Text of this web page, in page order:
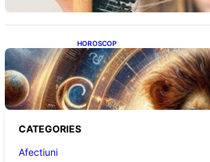
HOROSCOP
Portalul Leului 8/8:
Abundență pentru Cinci
CATEGORIES
Afectiuni